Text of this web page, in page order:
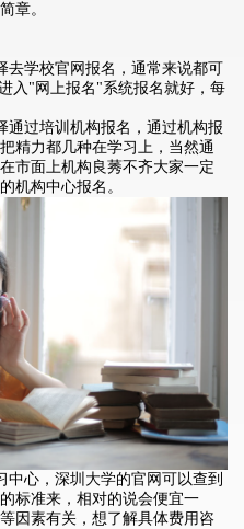
章。
去学校官网报名，通常来说都可
入"网上报名"系统报名就好，每
通过培训机构报名，通过机构报
精力都几种在学习上，当然通
市面上机构良莠不齐大家一定
机构中心报名。
心，深圳大学的官网可以查到
标准来，相对的说会便宜一
因素有关，想了解具体费用咨